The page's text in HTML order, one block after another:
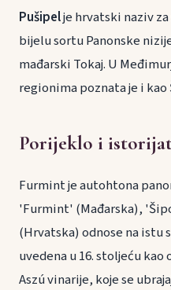
Pušipelje hrvatski naziv
bijelu sortu Panonske
mađarski Tokaj. U
regionima poznata je i
Porijeklo i
Furmint je autohtona
'Furmint' (Mađarska),
(Hrvatska) odnose na istu
uvedena u 16. stoljeću
Aszú vinarije, koje se